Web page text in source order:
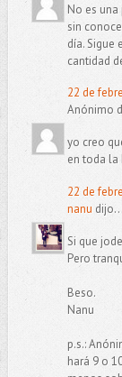
No es
sin
día. Sigue
cantidad
22 de
Anónimo
yo creo
en toda la
22 de
nanu dijo...
Si que
Pero
Beso.
Nanu
p.s.:
hará 9 o